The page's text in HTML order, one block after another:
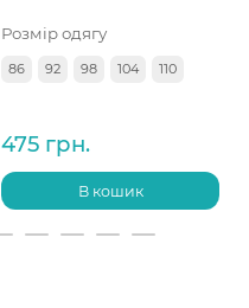
Розмір одягу
86 92 98 104 110
475 грн.
В кошик